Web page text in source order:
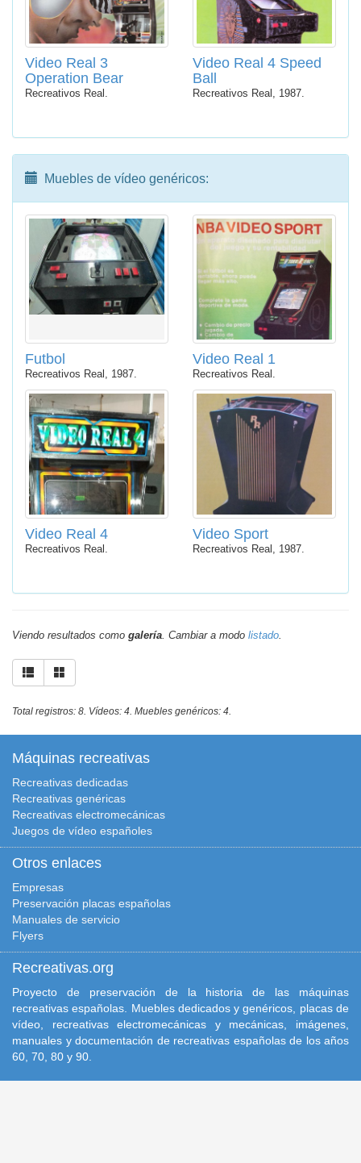
Video Real 3
Operation Bear
Recreativos Real.
Video Real 4 Speed
Ball
Recreativos Real, 1987.
Muebles de vídeo genéricos:
Futbol
Recreativos Real, 1987.
Video Real 1
Recreativos Real.
Video Real 4
Recreativos Real.
Video Sport
Recreativos Real, 1987.
Viendo resultados como galería. Cambiar a modo listado.
Total registros: 8. Vídeos: 4. Muebles genéricos: 4.
Máquinas recreativas
Recreativas dedicadas
Recreativas genéricas
Recreativas electromecánicas
Juegos de vídeo españoles
Otros enlaces
Empresas
Preservación placas españolas
Manuales de servicio
Flyers
Recreativas.org
Proyecto de preservación de la historia de las máquinas
recreativas españolas. Muebles dedicados y genéricos, placas de
vídeo, recreativas electromecánicas y mecánicas, imágenes,
manuales y documentación de recreativas españolas de los años
60, 70, 80 y 90.